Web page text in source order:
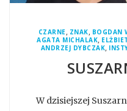
CZARNE, ZNAK, BOGDAN
AGATA MICHALAK,
ANDRZEJ DYBCZAK,
W dzisiejszej